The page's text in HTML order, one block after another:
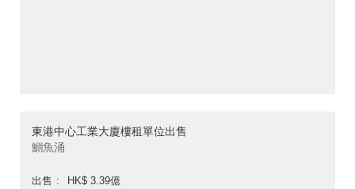
東港中心工業大廈樓租單位出售
鰂魚涌
出售
HK$ 3.39億